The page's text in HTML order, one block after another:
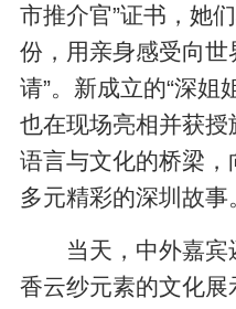
市推介官”证书，她
份，用亲身感受向世
请”。新成立的“深姐
也在现场亮相并获
语言与文化的桥梁，
多元精彩的深圳故事
当天，中外嘉
香云纱元素的文化